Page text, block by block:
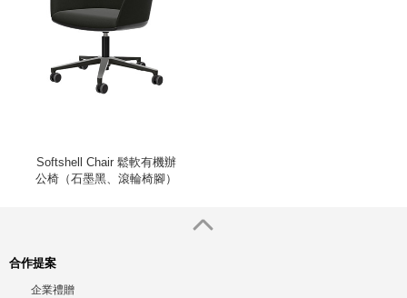
Softshell Chair 鬆軟有機辦
公椅（石墨黑、滾輪椅腳）
合作提案
企業禮贈